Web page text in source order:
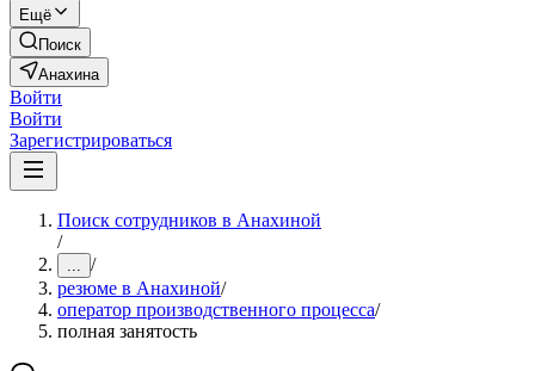
Ещё
Поиск
Анахина
Войти
Войти
Зарегистрироваться
Поиск сотрудников в Анахиной
/
... /
резюме в Анахиной/
оператор производственного процесса/
полная занятость